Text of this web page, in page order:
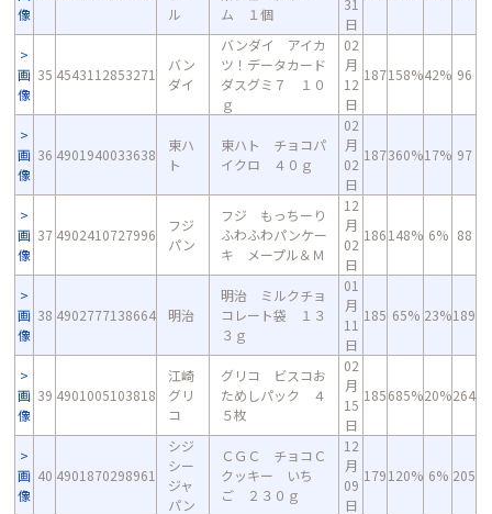
像
ル
ム １個
31
日
画
像
35 4543112853271
バン
ダイ
バンダイ アイカ
ツ！データカード
ダスグミ７ １０
ｇ
02
月
12
日
187158%42% 96
画
像
36 4901940033638
東ハ
ト
東ハト チョコパ
イクロ ４０ｇ
02
月
02
日
187360%17% 97
画
像
37 4902410727996
フジ
パン
フジ もっちーり
ふわふわパンケー
キ メープル＆Ｍ
12
月
02
日
186148% 6% 88
画
像
38 4902777138664 明治
明治 ミルクチョ
コレート袋 １３
３ｇ
01
月
11
日
185 65% 23%189
画
像
39 4901005103818
江崎
グリ
コ
グリコ ビスコお
ためしパック ４
５枚
02
月
15
日
185685%20%264
画
像
40 4901870298961
シジ
シー
ジャ
パン
ＣＧＣ チョコＣ
クッキー いち
ご ２３０ｇ
12
月
09
日
179120% 6% 205